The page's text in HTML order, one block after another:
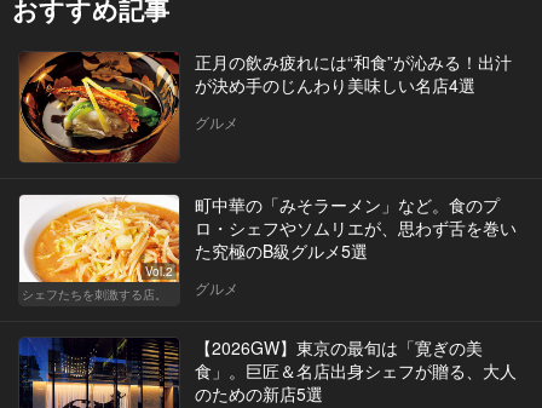
おすすめ記事
正月の飲み疲れには“和食”が沁みる！出汁
が決め手のじんわり美味しい名店4選
グルメ
Vol.2
シェフたちを刺激する店。
町中華の「みそラーメン」など。食のプ
ロ・シェフやソムリエが、思わず舌を巻い
た究極のB級グルメ5選
グルメ
【2026GW】東京の最旬は「寛ぎの美
食」。巨匠＆名店出身シェフが贈る、大人
のための新店5選